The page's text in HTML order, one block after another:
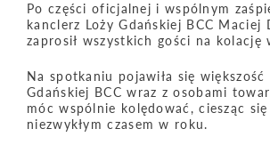
Po części oficjalnej i wspólnym
kanclerz Loży Gdańskiej BCC Maciej
zaprosił wszystkich gości na kolację
Na spotkaniu pojawiła się większość
Gdańskiej BCC wraz z osobami
móc wspólnie kolędować, ciesząc
niezwykłym czasem w roku.